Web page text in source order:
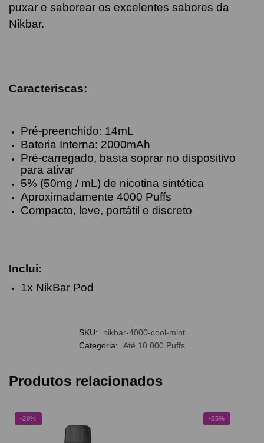
puxar e saborear os excelentes sabores da
Nikbar.
Caracteriscas:
Pré-preenchido: 14mL
Bateria Interna: 2000mAh
Pré-carregado, basta soprar no dispositivo
para ativar
5% (50mg / mL) de nicotina sintética
Aproximadamente 4000 Puffs
Compacto, leve, portátil e discreto
Inclui:
1x NikBar Pod
SKU:
nikbar-4000-cool-mint
Categoria:
Até 10.000 Puffs
Produtos relacionados
-20% -55%